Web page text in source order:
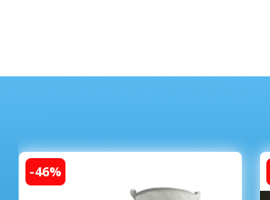
-46%